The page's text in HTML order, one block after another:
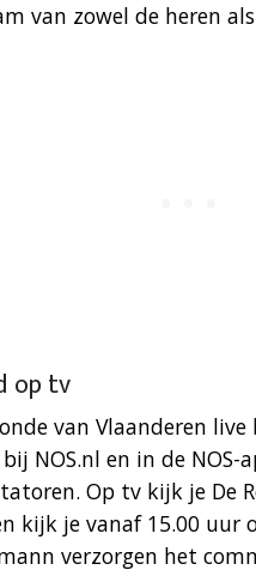
van zowel de heren
op tv
van Vlaanderen
NOS.nl en in de NOS-
Op tv kijk je De
kijk je vanaf 15.00 uur
verzorgen het